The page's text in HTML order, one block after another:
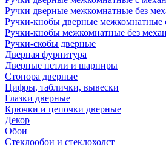
Ручки дверные межкомнатные без
Ручки-кнобы дверные межкомнатные
Ручки-кнобы межкомнатные без
Ручки-скобы дверные
Дверная фурнитура
Дверные петли и шарниры
Стопора дверные
Цифры, таблички, вывески
Глазки дверные
Крючки и цепочки дверные
Декор
Обои
Стеклообои и стеклохолст